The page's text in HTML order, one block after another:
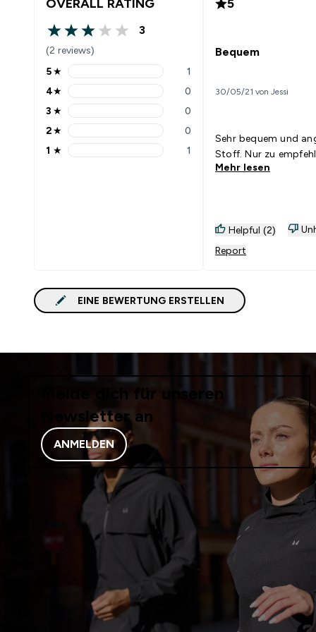
OVERALL RATING
3 out of 5 stars
3
(2 reviews)
5 stars rating 1 reviews
5★ 1
4 stars rating 0 reviews
4★ 0
3 stars rating 0 reviews
3 ★ 0
2 stars rating 0 reviews
2★ 0
1 stars rating 1 reviews
1 ★ 1
5
Bequem
30/05/21 von Jessi
Sehr bequem und
Stoff. Nur zu
Mehr lesen
Helpful (2)
Report
EINE BEWERTUNG ERSTELLEN
Melde dich für unseren
Newsletter an
ANMELDEN